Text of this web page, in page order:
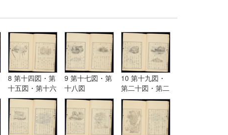
8 第十四図・第
十五図・第十六
図
9 第十七図・第
十八図
10 第十九図・
第二十図・第二
十一図